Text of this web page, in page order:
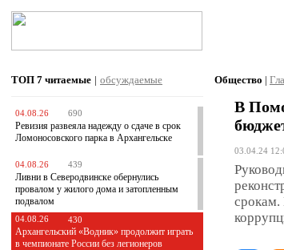
ТОП 7 читаемые | обсуждаемые
04.08.26 690
Ревизия развеяла надежду о сдаче в срок
Ломоносовского парка в Архангельске
04.08.26 439
Ливни в Северодвинске обернулись
провалом у жилого дома и затопленным
подвалом
04.08.26 430
Архангельский «Водник» продолжит играть
в чемпионате России без легионеров
Общество |
В
03.04.24